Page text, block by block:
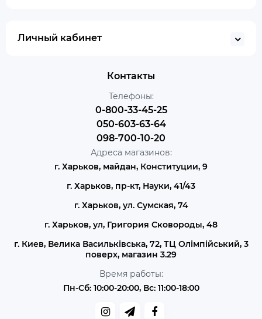
Личный кабинет
Контакты
Телефоны:
0-800-33-45-25
050-603-63-64
098-700-10-20
Адреса магазинов:
г. Харьков, майдан, Конституции, 9
г. Харьков, пр-кт, Науки, 41/43
г. Харьков, ул. Сумская, 74
г. Харьков, ул, Григория Сковороды, 48
г. Киев, Велика Васильківська, 72, ТЦ Олімпійський, 3
поверх, магазин 3.29
Время работы:
Пн-Сб: 10:00-20:00, Вс: 11:00-18:00